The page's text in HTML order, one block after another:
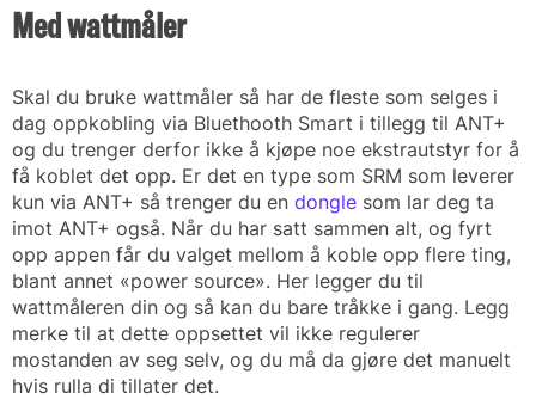
Med wattmåler
Skal du bruke wattmåler så har de fleste som selges i
dag oppkobling via Bluethooth Smart i tillegg til ANT+
og du trenger derfor ikke å kjøpe noe ekstrautstyr for å
få koblet det opp. Er det en type som SRM som leverer
kun via ANT+ så trenger du en dongle som lar deg ta
imot ANT+ også. Når du har satt sammen alt, og fyrt
opp appen får du valget mellom å koble opp flere ting,
blant annet «power source». Her legger du til
wattmåleren din og så kan du bare tråkke i gang. Legg
merke til at dette oppsettet vil ikke regulerer
mostanden av seg selv, og du må da gjøre det manuelt
hvis rulla di tillater det.